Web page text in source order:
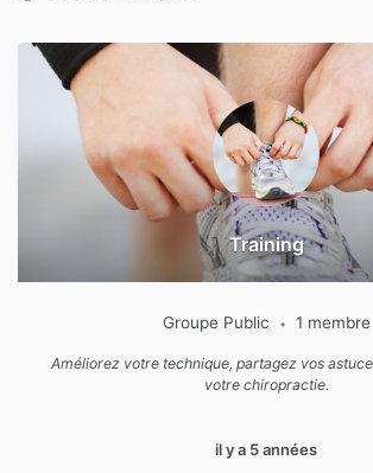
Annuaire
des
groupes
Training
Groupe Public • 1 membre
Améliorez votre technique, partagez vos
votre chiropractie.
il y a 5 années